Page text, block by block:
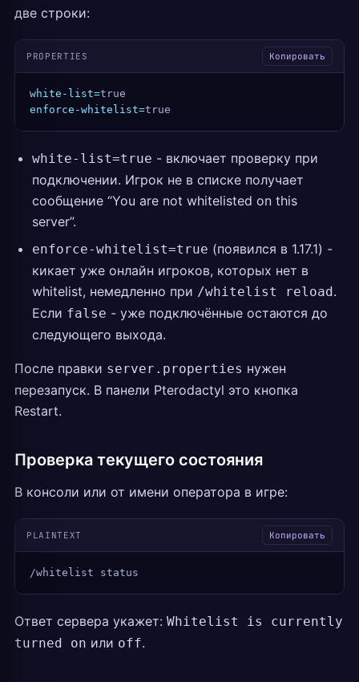
две строки:
PROPERTIES Копировать
white-list=true
enforce-whitelist=true
white-list=true - включает проверку при
подключении. Игрок не в списке получает
сообщение “You are not whitelisted on this
server”.
enforce-whitelist=true (появился в 1.17.1) -
кикает уже онлайн игроков, которых нет в
whitelist, немедленно при /whitelist reload.
Если false - уже подключённые остаются до
следующего выхода.
После правки server.properties нужен
перезапуск. В панели Pterodactyl это кнопка
Restart.
Проверка текущего состояния
В консоли или от имени оператора в игре:
PLAINTEXT Копировать
/whitelist status
Ответ сервера укажет: Whitelist is currently
turned on или off.